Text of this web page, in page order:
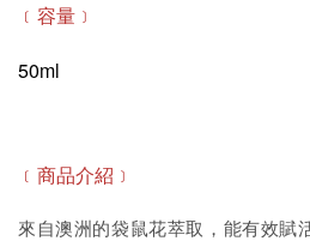
﹝容量﹞
50ml
﹝商品介紹﹞
來自澳洲的袋鼠花萃取，能有效賦